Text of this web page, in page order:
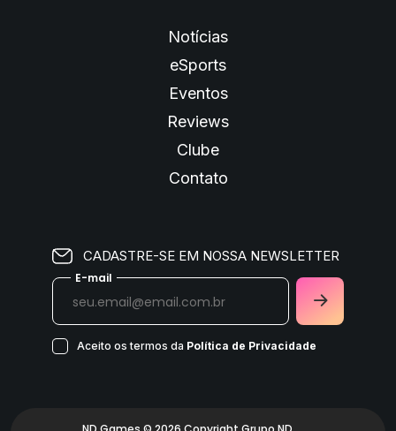
Notícias
eSports
Eventos
Reviews
Clube
Contato
CADASTRE-SE EM NOSSA NEWSLETTER
E-mail
Aceito os termos da Política de Privacidade